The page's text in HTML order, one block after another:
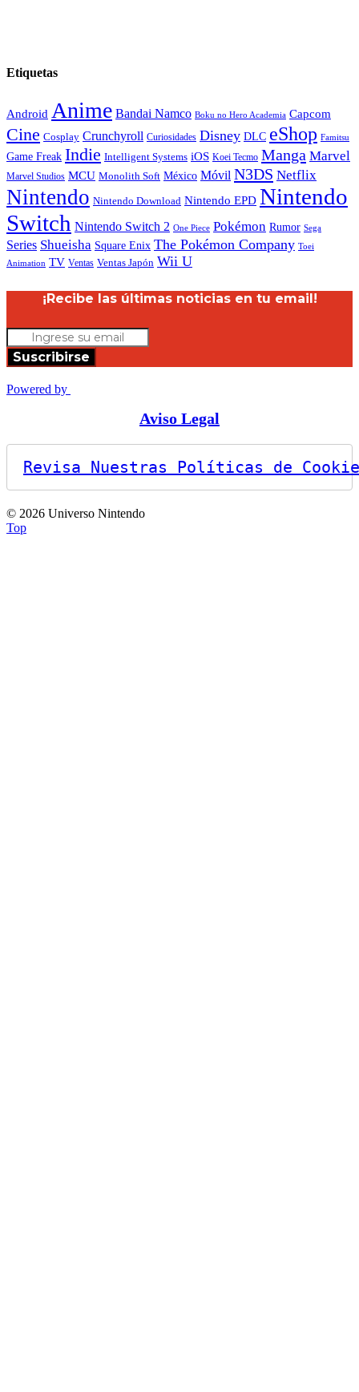
Etiquetas
Android Anime Bandai Namco Boku no Hero Academia Capcom
Cine Cosplay Crunchyroll Curiosidades Disney DLC eShop Famitsu
Game Freak Indie Intelligent Systems iOS Koei Tecmo Manga Marvel
Marvel Studios MCU Monolith Soft México Móvil N3DS Netflix
Nintendo Nintendo Download Nintendo EPD Nintendo
Switch Nintendo Switch 2 One Piece Pokémon Rumor Sega
Series Shueisha Square Enix The Pokémon Company Toei
Animation TV Ventas Ventas Japón Wii U
¡Recibe las últimas noticias en tu email!
Suscribirse
Powered by
Aviso Legal
Revisa Nuestras Políticas de
© 2026 Universo Nintendo
Top